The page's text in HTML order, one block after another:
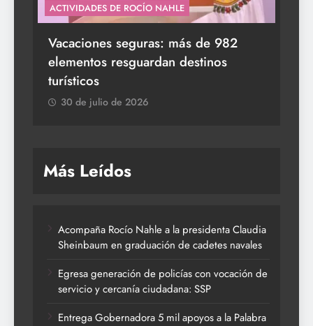
ACTIVIDADES DE ROCÍO NAHLE
Vacaciones seguras: más de 982
elementos resguardan destinos
turísticos
30 de julio de 2026
Más Leídos
Acompaña Rocío Nahle a la presidenta Claudia
Sheinbaum en graduación de cadetes navales
Egresa generación de policías con vocación de
servicio y cercanía ciudadana: SSP
Entrega Gobernadora 5 mil apoyos a la Palabra